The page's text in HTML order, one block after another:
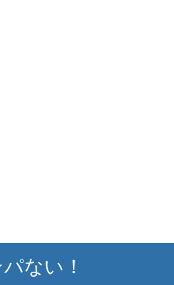
ない！